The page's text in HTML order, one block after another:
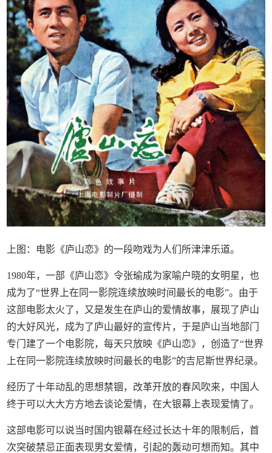
上图：电影《庐山恋》的一段吻戏为人们所津津乐道。
1980年，一部《庐山恋》令张瑜成为家喻户晓的女明星，也
成为了“世界上在同一影院连续放映时间最长的电影”。由于
这部电影太火了，又是发生在庐山的爱情故事，展现了庐山
的大好风光，成为了庐山最好的宣传片，于是庐山当地部门
专门建了一个电影院，每天只放映《庐山恋》，创造了“世界
上在同一影院连续放映时间最长的电影”的吉尼斯世界纪录。
经历了十年动乱的思想禁锢，改革开放的春风吹来，中国人
终于可以大大方方地去谈论爱情，在大银幕上表现爱情了。
这部电影可以说当时国内银幕在经过长达十年的限制后，首
次突破禁忌正面表现男女爱情，引起的轰动可想而知。其中